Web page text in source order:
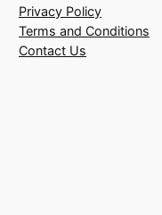
Privacy Policy
Terms and Conditions
Contact Us